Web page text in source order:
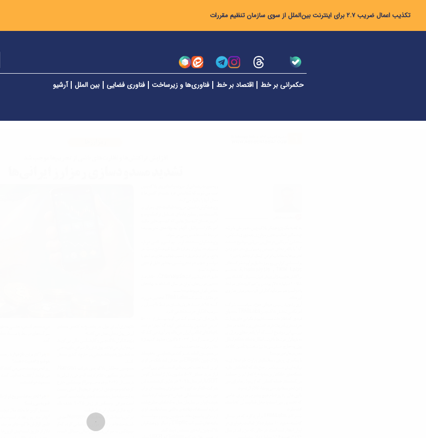
تکذیب اعمال ضریب ۲.۷ برای اینترنت بین‌الملل از سوی سازمان تنظیم مقررات
حکمرانی بر خط اقتصاد بر خط فناوری‌ها و زیرساخت فناوری فضایی بین الملل آرشیو